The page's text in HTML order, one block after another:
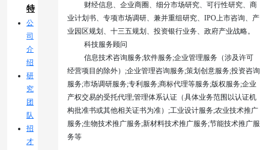
特
公
司
介
绍
研
究
团
队
招
才
财经信息、企业商圈、细分市场研究、可行性研究、商
业计划书、专项市场调研、兼并重组研究、 IPO上市咨询、产
业园区规划、十三五规划、投资银行业务、政府产业战略。
科技服务顾问
信息技术咨询服务;软件服务;企业管理服务（涉及许可
经营项目的除外） ;企业管理咨询服务;策划创意服务;投资咨询
服务;市场调研服务;专利服务;商标代理等服务;版权服务;企业
产权交易的受托代理;管理体系认证（具体业务范围以认证机
构批准书或其他相关证书为准） ;工业设计服务;农业技术推广
服务;生物技术推广服务;新材料技术推广服务;节能技术推广服
务等